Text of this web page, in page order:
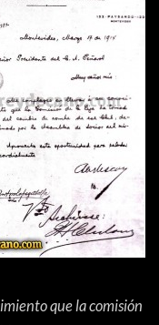
que la comisión